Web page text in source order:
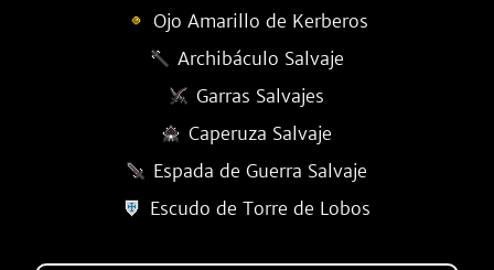
Ojo Amarillo de Kerberos
Archibáculo Salvaje
Garras Salvajes
Caperuza Salvaje
Espada de Guerra Salvaje
Escudo de Torre de Lobos